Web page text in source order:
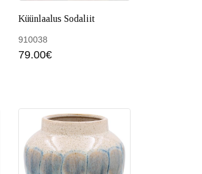
Küünlaalus Sodaliit
910038
79.00€